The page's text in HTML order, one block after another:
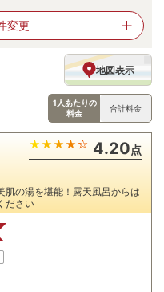
変更
地図表示
1人あたりの
料金
合計料金
4.20点
肌の湯を堪能！露天風呂からは
ださい